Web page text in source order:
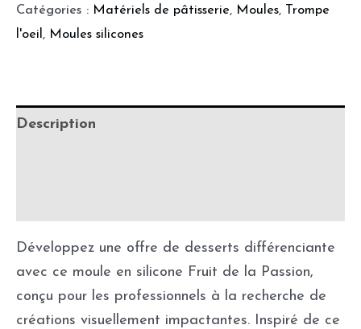
Catégories : Matériels de pâtisserie, Moules,
Trompe
l'oeil , Moules silicones
Description
Développez une offre de desserts différenciante
avec ce moule en silicone Fruit de la Passion,
conçu pour les professionnels à la recherche de
créations visuellement impactantes. Inspiré de ce